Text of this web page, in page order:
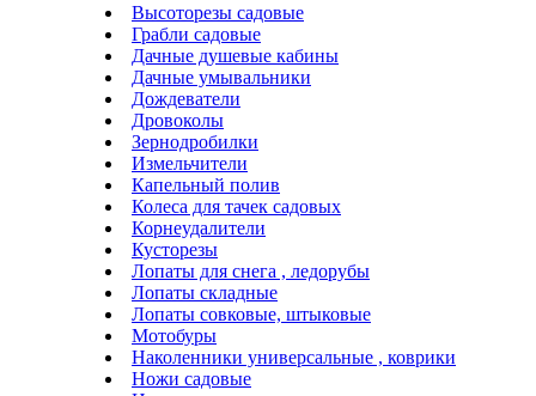
Высоторезы садовые
Грабли садовые
Дачные душевые кабины
Дачные умывальники
Дождеватели
Дровоколы
Зернодробилки
Измельчители
Капельный полив
Колеса для тачек садовых
Корнеудалители
Кусторезы
Лопаты для снега , ледорубы
Лопаты складные
Лопаты совковые, штыковые
Мотобуры
Наколенники универсальные , коврики
Ножи садовые